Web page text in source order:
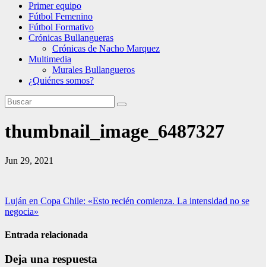
Primer equipo
Fútbol Femenino
Fútbol Formativo
Crónicas Bullangueras
Crónicas de Nacho Marquez
Multimedia
Murales Bullangueros
¿Quiénes somos?
thumbnail_image_6487327
Jun 29, 2021
Navegación
de
entradas
Luján en Copa Chile: «Esto recién comienza. La intensidad no se
negocia»
Entrada relacionada
Deja una respuesta